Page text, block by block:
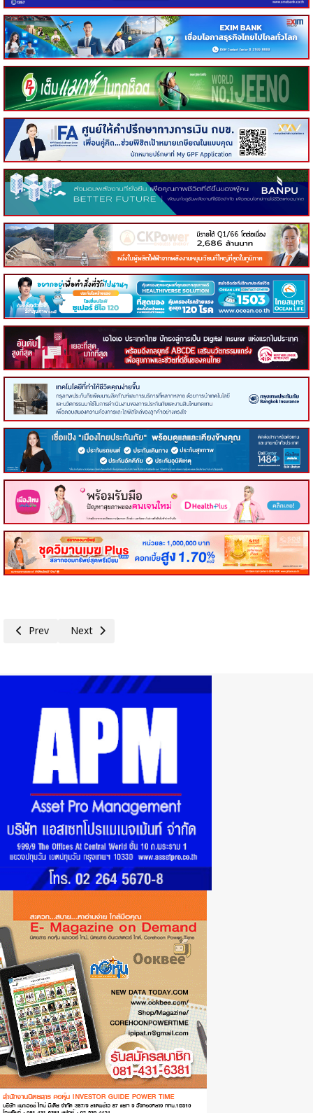
Previous article: เดินหน้าสู่ปีที่ 9! มูลนิธิประทีป-อัจฉรา ตั้งมติธรรม ส่งต่อโ
Prev Next article: AIA มอบวัคซีนไข้หวัดใหญ่ 15,000 เข็มฟรีแก่กลุ่
Next